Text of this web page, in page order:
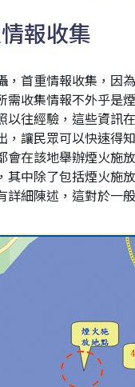
報收集
，首重情報收集，因
需收集情報不外乎是
以往經驗，這些資訊
，讓民眾可以快速得
會在該地舉辦煙火施
其中除了包括煙火施
詳細陳述，這對於一